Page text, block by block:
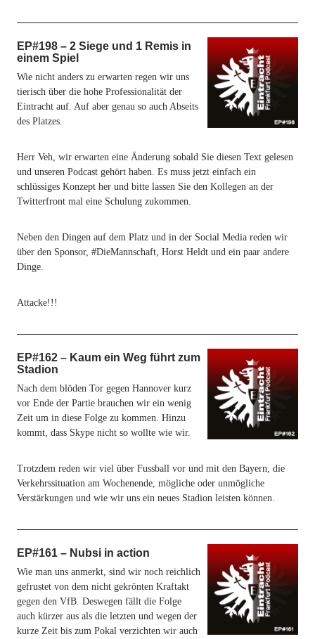
EP#198 – 2 Siege und 1 Remis in
einem Spiel
Wie nicht anders zu erwarten regen wir uns
tierisch über die hohe Professionalität der
Eintracht auf. Auf aber genau so auch Abseits
des Platzes.
Herr Veh, wir erwarten eine Änderung sobald Sie diesen Text gelesen
und unseren Podcast gehört haben. Es muss jetzt einfach ein
schlüssiges Konzept her und bitte lassen Sie den Kollegen an der
Twitterfront mal eine Schulung zukommen.
Neben den Dingen auf dem Platz und in der Social Media reden wir
über den Sponsor, #DieMannschaft, Horst Heldt und ein paar andere
Dinge.
Attacke!!!
EP#162 – Kaum ein Weg führt zum
Stadion
Nach dem blöden Tor gegen Hannover kurz
vor Ende der Partie brauchen wir ein wenig
Zeit um in diese Folge zu kommen. Hinzu
kommt, dass Skype nicht so wollte wie wir.
Trotzdem reden wir viel über Fussball vor und mit den Bayern, die
Verkehrssituation am Wochenende, mögliche oder unmögliche
Verstärkungen und wie wir uns ein neues Stadion leisten können.
EP#161 – Nubsi in action
Wie man uns anmerkt, sind wir noch reichlich
gefrustet von dem nicht gekrönten Kraftakt
gegen den VfB. Deswegen fällt die Folge
auch kürzer aus als die letzten und wegen der
kurze Zeit bis zum Pokal verzichten wir auch